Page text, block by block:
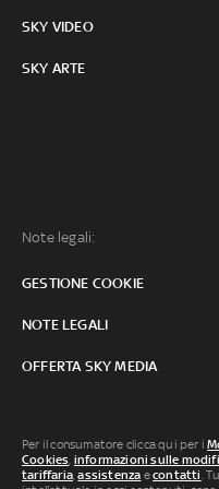
SKY VIDEO
SKY ARTE
Note legali:
GESTIONE COOKIE
NOTE LEGALI
OFFERTA SKY MEDIA
Per il consumatore clicca qui per i
Cookies, informazioni sulle
tariffaria,assistenza econtatti.